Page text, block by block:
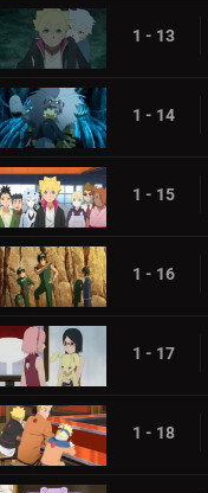
1 - 13
1 - 14
1 - 15
1 - 16
1 - 17
1 - 18